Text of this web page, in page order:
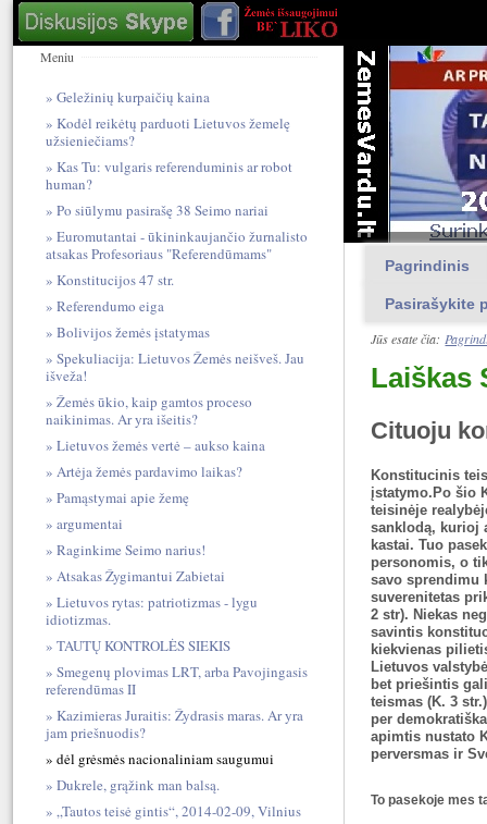
Pagrindinis
Pasirašykite
Jūs esate čia:
Laiškas
Cituoju
Konstitucinis
įstatymo.Po šio
teisinėje
sanklodą, kurioj
kastai. Tuo
personomis, o
savo sprendimu
suverenitetas
2 str). Niekas
savintis
kiekvienas
Lietuvos
bet priešintis
teismas (K. 3
per
apimtis nustato
perversmas ir
To pasekoje mes
Meniu
Geležinių kurpaičių kaina
Kodėl reikėtų parduoti Lietuvos žemelę
užsieniečiams?
Kas Tu: vulgari​s referendum​inis ar robot
human?
Po siūlymu pasirašę 38 Seimo nariai
Euromutantai - ūkininkaujančio žurnalisto
atsakas Profesoriaus "Referendūmams"
Konstitucijos 47 str.
Referendumo eiga
Bolivijos žemės įstatymas
Spekuliacija: Lietuvos Žemės neišveš. Jau
išveža!
Žemės ūkio, kaip gamtos proceso
naikinimas. Ar yra išeitis?
Lietuvos žemės vertė – aukso kaina
Artėja žemės pardavimo laikas?
Pamąstymai apie žemę
argumentai
Raginkime Seimo narius!
Atsakas Žygimantui Zabietai
Lietuvos rytas: patriotizmas - lygu
idiotizmas.
TAUTŲ KONTROLĖS SIEKIS
Smegenų plovimas LRT, arba Pavojingasis
referendūmas II
Kazimieras Juraitis: Žydrasis maras. Ar yra
jam priešnuodis?
dėl grėsmės nacionaliniam saugumui
Dukrele, grąžink man balsą.
„Tautos teisė gintis“, 2014-02-09, Vilnius